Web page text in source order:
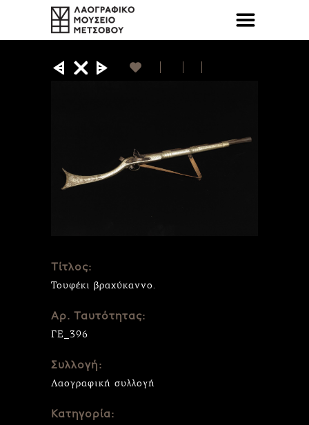
Τίτλος:
Τουφέκι βραχύκαννο.
Αρ. Ταυτότητας:
ΓΕ_396
Συλλογή:
Λαογραφική συλλογή
Κατηγορία: